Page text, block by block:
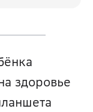
здоровье